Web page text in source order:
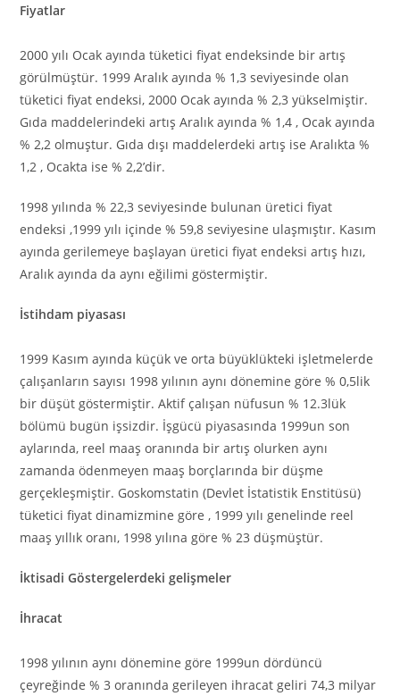
Fiyatlar
2000 yılı Ocak ayında tüketici fiyat endeksinde bir artış
görülmüştür. 1999 Aralık ayında % 1,3 seviyesinde olan
tüketici fiyat endeksi, 2000 Ocak ayında % 2,3 yükselmiştir.
Gıda maddelerindeki artış Aralık ayında % 1,4 , Ocak ayında
% 2,2 olmuştur. Gıda dışı maddelerdeki artış ise Aralıkta %
1,2 , Ocakta ise % 2,2’dir.
1998 yılında % 22,3 seviyesinde bulunan üretici fiyat
endeksi ,1999 yılı içinde % 59,8 seviyesine ulaşmıştır. Kasım
ayında gerilemeye başlayan üretici fiyat endeksi artış hızı,
Aralık ayında da aynı eğilimi göstermiştir.
İstihdam piyasası
1999 Kasım ayında küçük ve orta büyüklükteki işletmelerde
çalışanların sayısı 1998 yılının aynı dönemine göre % 0,5lik
bir düşüt göstermiştir. Aktif çalışan nüfusun % 12.3lük
bölümü bugün işsizdir. İşgücü piyasasında 1999un son
aylarında, reel maaş oranında bir artış olurken aynı
zamanda ödenmeyen maaş borçlarında bir düşme
gerçekleşmiştir. Goskomstatin (Devlet İstatistik Enstitüsü)
tüketici fiyat dinamizmine göre , 1999 yılı genelinde reel
maaş yıllık oranı, 1998 yılına göre % 23 düşmüştür.
İktisadi Göstergelerdeki gelişmeler
İhracat
1998 yılının aynı dönemine göre 1999un dördüncü
çeyreğinde % 3 oranında gerileyen ihracat geliri 74,3 milyar